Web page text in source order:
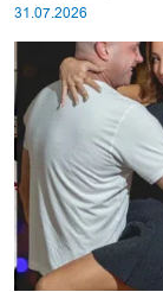
31.07.2026